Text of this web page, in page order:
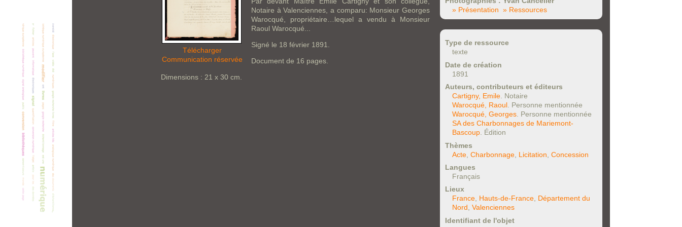
Télécharger
Communication réservée
Notaire à Valenciennes, a comparu: Monsieur Georges
Warocqué, propriétaire…lequel a vendu à Monsieur
Raoul Warocqué...
Signé le 18 février 1891.
Document de 16 pages.
Dimensions : 21 x 30 cm.
» Présentation » Ressources
Type de ressource
texte
Date de création
1891
Auteurs, contributeurs et éditeurs
Cartigny, Emile. Notaire
Warocqué, Raoul. Personne mentionnée
Warocqué, Georges. Personne mentionnée
SA des Charbonnages de Mariemont-
Bascoup. Édition
Thèmes
Acte Charbonnage Licitation Concession
Langues
Français
Lieux
France, Hauts-de-France, Département du
Nord, Valenciennes
Identifiant de l'objet